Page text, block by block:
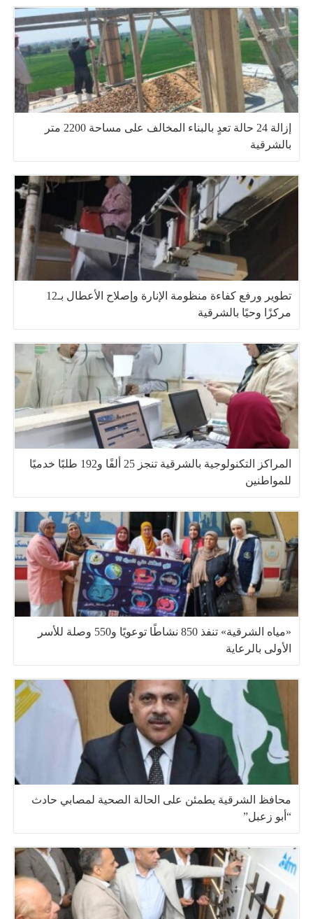
إزالة 24 حالة تعدٍ بالبناء المخالف على مساحة 2200 متر
بالشرقية
تطوير ورفع كفاءة منظومة الإنارة وإصلاح الأعطال بـ12
مركزًا وحيًا بالشرقية
المراكز التكنولوجية بالشرقية تنجز 25 ألفًا و192 طلبًا خدميًا
للمواطنين
«مياه الشرقية» تنفذ 850 نشاطًا توعويًا و550 وصلة للأسر
الأولى بالرعاية
محافظ الشرقية يطمئن على الحالة الصحية لمصابي حادث
“أبو زعبل”